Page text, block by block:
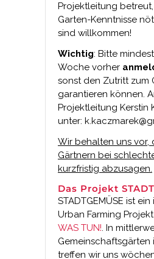
Projektleitung
Garten-Kenntnisse
sind willkommen!
Wichtig: Bitte
Woche vorher
sonst den Zutritt zum
garantieren können.
Projektleitung Kerstin
unter:
Wir behalten uns vor,
Gärtnern bei
kurzfristig abzusagen.
Das Projekt
STADTGEMÜSE ist
Urban Farming
WAS TUN!. In
Gemeinschaftsgärten
treffen wir uns